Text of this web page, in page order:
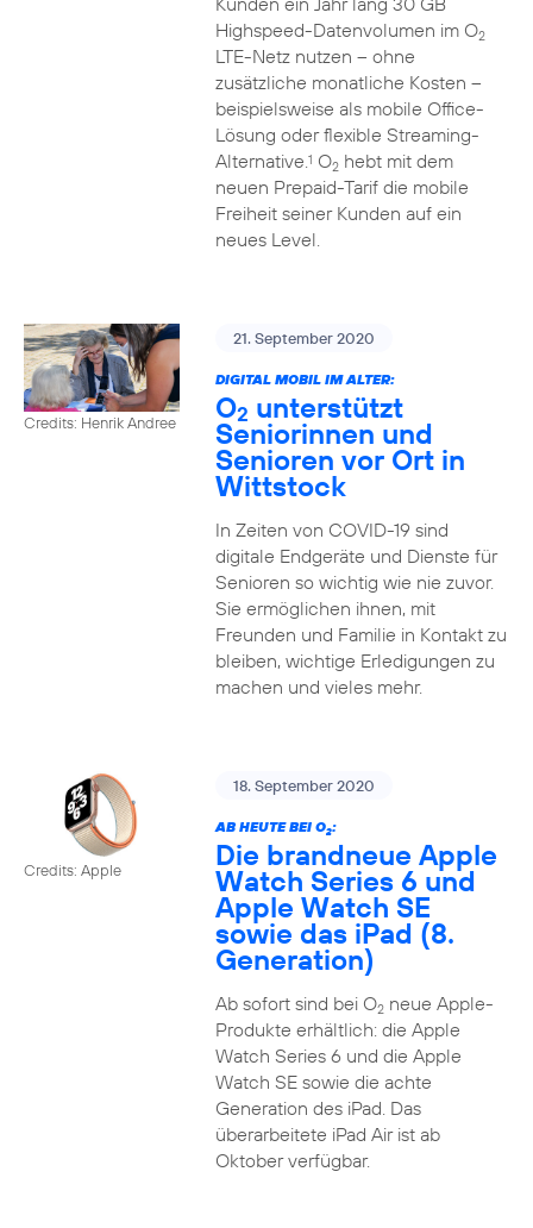
Highspeed-Datenvolumen im O2
LTE-Netz nutzen – ohne
zusätzliche monatliche Kosten –
beispielsweise als mobile Office-
Lösung oder flexible Streaming-
Alternative.1 O2hebt mit dem
neuen Prepaid-Tarif die mobile
Freiheit seiner Kunden auf ein
neues Level.
Credits: Henrik Andree
21. September 2020
DIGITAL MOBIL IM ALTER:
O2 unterstützt
Seniorinnen und
Senioren vor Ort in
Wittstock
In Zeiten von COVID-19 sind
digitale Endgeräte und Dienste für
Senioren so wichtig wie nie zuvor.
Sie ermöglichen ihnen, mit
Freunden und Familie in Kontakt zu
bleiben, wichtige Erledigungen zu
machen und vieles mehr.
Credits: Apple
18. September 2020
AB HEUTE BEI O2:
Die brandneue Apple
Watch Series 6 und
Apple Watch SE
sowie das iPad (8.
Generation)
Ab sofort sind bei O2neue Apple-
Produkte erhältlich: die Apple
Watch Series 6 und die Apple
Watch SE sowie die achte
Generation des iPad. Das
überarbeitete iPad Air ist ab
Oktober verfügbar.